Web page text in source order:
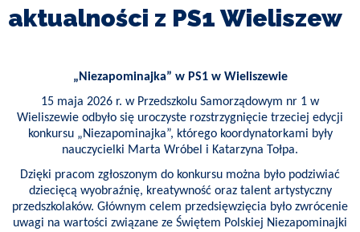
SPORT
OŚWIATA
ODPADY
KOMUNALNE
aktualności z PS1 Wieliszew
„Niezapominajka” w PS1 w Wieliszewie
15 maja 2026 r. w Przedszkolu Samorządowym nr 1 w
Wieliszewie odbyło się uroczyste rozstrzygnięcie trzeciej edycji
konkursu „Niezapominajka”, którego koordynatorkami były
nauczycielki Marta Wróbel i Katarzyna Tołpa.
Dzięki pracom zgłoszonym do konkursu można było podziwiać
dziecięcą wyobraźnię, kreatywność oraz talent artystyczny
przedszkolaków. Głównym celem przedsięwzięcia było zwrócenie
uwagi na wartości związane ze Świętem Polskiej Niezapominajki